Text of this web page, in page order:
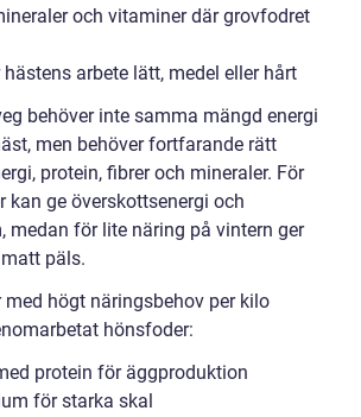
och vitaminer där grovfodret
arbete lätt, medel eller hårt
behöver inte samma mängd energi
men behöver fortfarande rätt
protein, fibrer och mineraler. För
kan ge överskottsenergi och
medan för lite näring på vintern ger
päls.
med högt näringsbehov per kilo
hönsfoder:
protein för äggproduktion
för starka skal